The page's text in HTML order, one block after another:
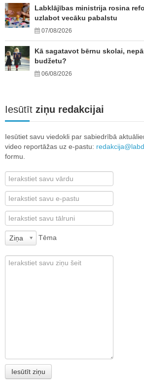
Labklājības ministrija rosina
uzlabot vecāku pabalstu
07/08/2026
Kā sagatavot bērnu skolai,
budžetu?
06/08/2026
Iesūtīt ziņu redakcijai
Iesūtiet savu viedokli par sabiedrībā
video reportāžas uz e-pastu:
formu.
Ziņa Tēma